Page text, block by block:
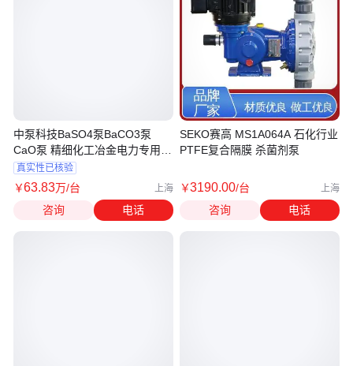
中泵科技BaSO4泵BaCO3泵
CaO泵 精细化工冶金电力专用管
道泵
真实性已核验
￥63.83万/台 上海
咨询 电话
SEKO赛高 MS1A064A 石化行业
PTFE复合隔膜 杀菌剂泵
￥3190.00/台 上海
咨询 电话